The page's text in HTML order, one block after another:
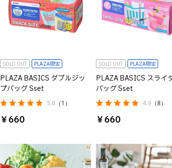
SOLD OUT PLAZA限定
PLAZA BASICS ダブルジッ
プバッグ Sset
5.0 （1）
￥660
SOLD OUT PLAZA限定
PLAZA BASICS スライ
バッグ Sset
4.9 （8）
￥660